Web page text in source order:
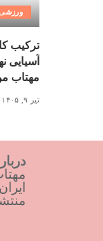
ترکیب
مهتاب
تیر ۹, ۱۴۰۵